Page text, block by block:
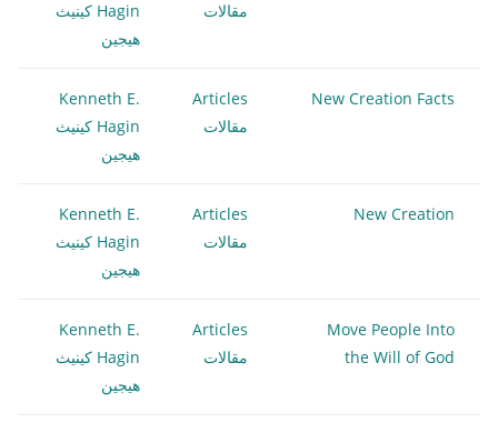
مقالات
Hagin كينيث
هيجين
New Creation Facts
Articles
مقالات
Kenneth E.
Hagin كينيث
هيجين
New Creation
Articles
مقالات
Kenneth E.
Hagin كينيث
هيجين
Move People Into
the Will of God
Articles
مقالات
Kenneth E.
Hagin كينيث
هيجين